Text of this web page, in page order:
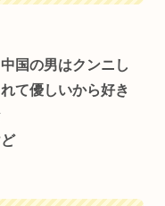
国の男はクンニし
て優しいから好き